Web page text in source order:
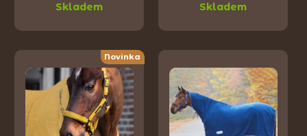
Skladem Skladem
Novinka